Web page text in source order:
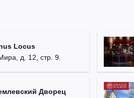
Locus
д. 12, стр. 9.
Дворец